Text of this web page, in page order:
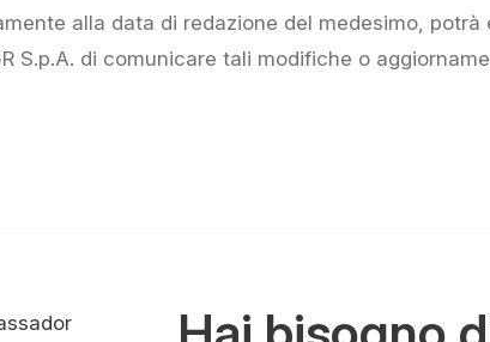
alla data di redazione del medesimo, potrà
S.p.A. di comunicare tali modifiche o